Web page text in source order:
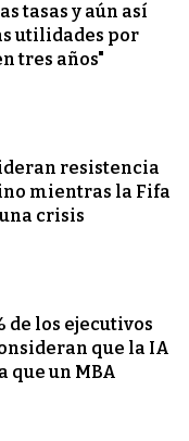
tasas y aún así
utilidades por
tres años"
resistencia
mientras la Fifa
crisis
de los ejecutivos
que la IA
que un MBA